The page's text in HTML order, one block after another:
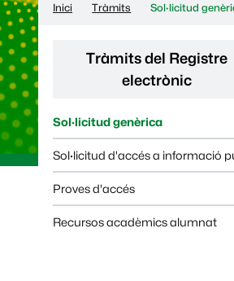
Inici Tràmits Sol·licitud
Desplega la
Tràmits del Registre
electrònic
Sol·licitud genèrica
Sol·licitud d'accés a informació
Proves d'accés
Recursos acadèmics alumnat